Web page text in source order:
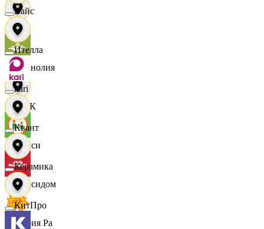
Луч
Магнолия
МАК
Макси
Максидом
Мария Ра
Вайс
Ителла
kari
Квант
Керамика
КитПро